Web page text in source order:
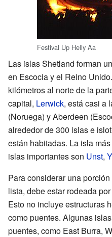
Festival Up Helly Aa
Las islas Shetland forman
en Escocia y el Reino
kilómetros al norte de la
capital, Lerwick, está casi a
(Noruega) y Aberdeen
alrededor de 300 islas e
están habitadas. La isla
islas importantes son Unst,
Para considerar una
lista, debe estar rodeada
Esto no incluye estructuras
como puentes. Algunas
puentes, como East Burra,